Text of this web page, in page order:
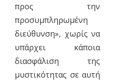
προς την
προσυμπληρωμένη
διεύθυνση», χωρίς να
υπάρχει κάποια
διασφάλιση της
μυστικότητας σε αυτή